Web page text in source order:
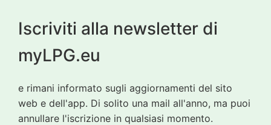
Iscriviti alla newsletter di
myLPG.eu
e rimani informato sugli aggiornamenti del sito
web e dell'app. Di solito una mail all'anno, ma puoi
annullare l'iscrizione in qualsiasi momento.